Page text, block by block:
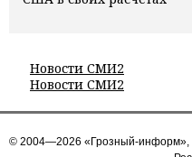
Новости СМИ2
Новости СМИ2
© 2004—2026 «Грозный-информ»,